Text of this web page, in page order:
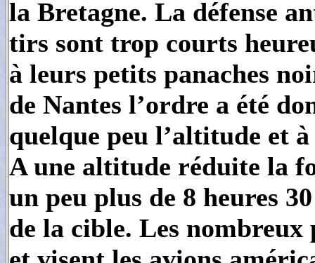
la Bretagne. La défense
tirs sont trop courts
à leurs petits panaches
de Nantes l’ordre a été
quelque peu l’altitude et
A une altitude réduite la
un peu plus de 8 heures
de la cible. Les nombreux